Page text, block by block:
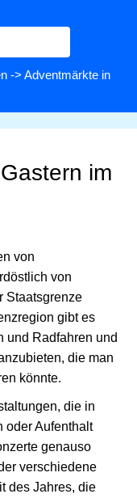
-> Adventmärkte in
im
von
von
Staatsgrenze
gibt es
und Radfahren und
die man
könnte.
die in
oder Aufenthalt
genauso
verschiedene
des Jahres, die